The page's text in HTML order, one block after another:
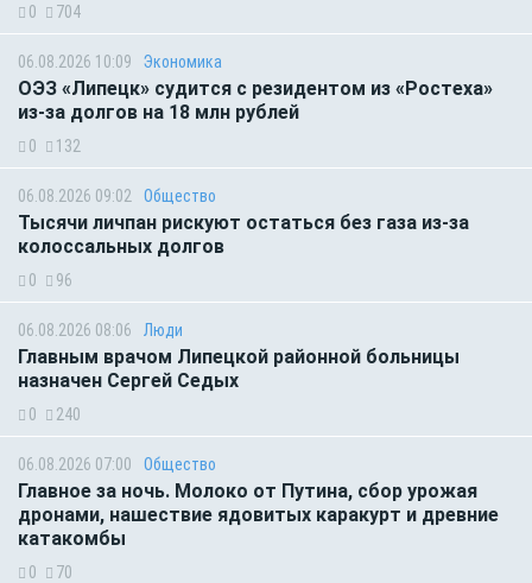
0 704
06.08.2026 10:09 Экономика
ОЭЗ «Липецк» судится с резидентом из «Ростеха»
из-за долгов на 18 млн рублей
0 132
06.08.2026 09:02 Общество
Тысячи личпан рискуют остаться без газа из-за
колоссальных долгов
0 96
06.08.2026 08:06 Люди
Главным врачом Липецкой районной больницы
назначен Сергей Седых
0 240
06.08.2026 07:00 Общество
Главное за ночь. Молоко от Путина, сбор урожая
дронами, нашествие ядовитых каракурт и древние
катакомбы
0 70